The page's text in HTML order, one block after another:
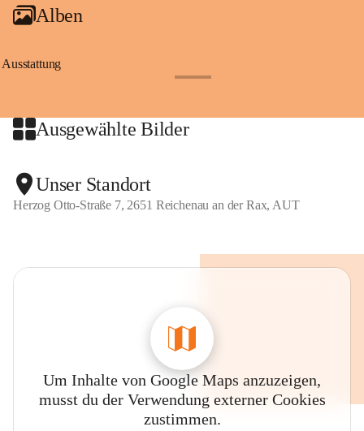
Alben
Ausstattung
Ausgewählte Bilder
Unser Standort
Herzog Otto-Straße 7, 2651 Reichenau an der Rax, AUT
Um Inhalte von Google Maps anzuzeigen,
musst du der Verwendung externer Cookies
zustimmen.